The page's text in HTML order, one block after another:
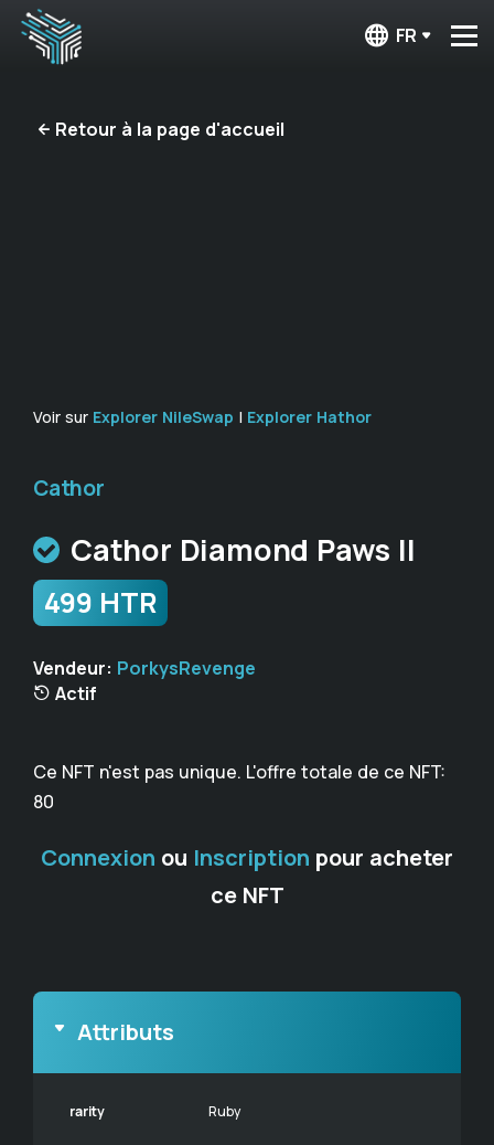
FR
Retour à la page d'accueil
Voir sur Explorer NileSwap | Explorer Hathor
Cathor
Cathor Diamond Paws II
499 HTR
Vendeur: PorkysRevenge
Actif
Ce NFT n'est pas unique. L'offre totale de ce NFT:
80
Connexion ou Inscription pour acheter
ce NFT
Attributs
rarity Ruby